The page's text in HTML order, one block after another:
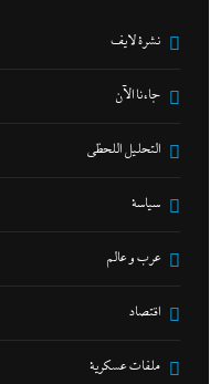
نشرة لايف
جاءنا الآن
التحليل اللحظي
سياسة
عرب و عالم
اقتصاد
ملفات عسكرية